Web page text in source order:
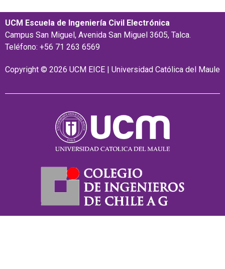
UCM Escuela de Ingeniería Civil Electrónica
Campus San Miguel, Avenida San Miguel 3605, Talca.
Teléfono: +56 71 263 6569
Copyright © 2026 UCM EICE | Universidad Católica del Maule